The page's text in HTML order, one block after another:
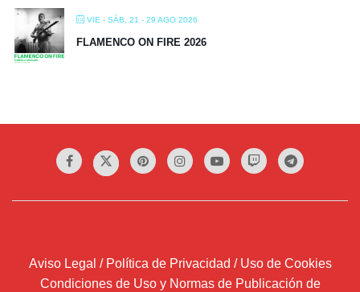
VIE - SÁB, 21 - 29 AGO 2026
FLAMENCO ON FIRE 2026
Aviso Legal / Política de Privacidad / Uso de Cookies
Condiciones de Uso y Normas de Publicación de